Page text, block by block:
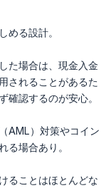
める設計。
た場合は、現金入金
されることがあるた
確認するのが安心。
AML）対策やコイン
る場合あり。
ることはほとんどな